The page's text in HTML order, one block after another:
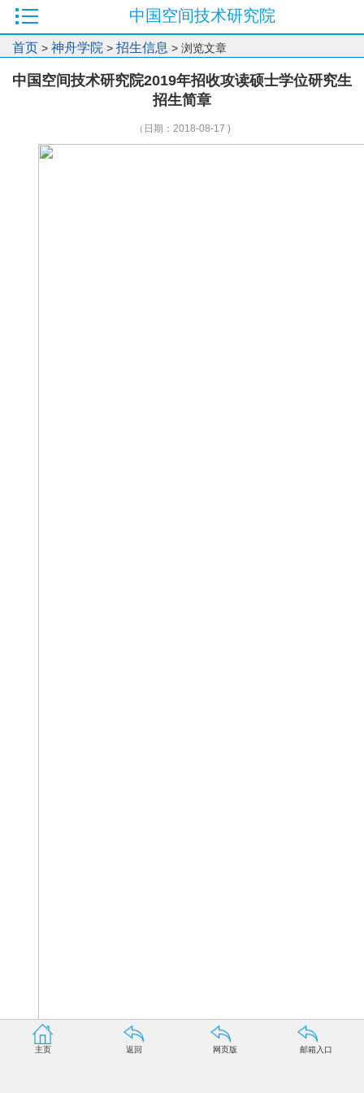
中国空间技术研究院
首页 > 神舟学院 > 招生信息 > 浏览文章
中国空间技术研究院2019年招收攻读硕士学位研究生
招生简章
（日期：2018-08-17 )
主页 返回 网页版 邮箱入口